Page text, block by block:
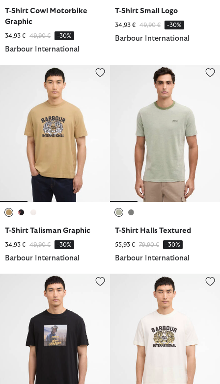
T-Shirt Cowl Motorbike
Graphic
34,93 € Reduziert von
49,90 €bis-30%
Barbour International
T-Shirt Small Logo
34,93 € Reduziert von
49,90 €bis-30%
Barbour International
T-Shirt Talisman Graphic
T-Shirt Talisman Graphic
34,93 € Reduziert von
49,90 €bis-30%
Barbour International
T-Shirt Halls Textured
T-Shirt Halls Textured
55,93 € Reduziert von
79,90 €bis-30%
Barbour International
T-Shirt Walde Graphic T-Shirt Talisman Graphic